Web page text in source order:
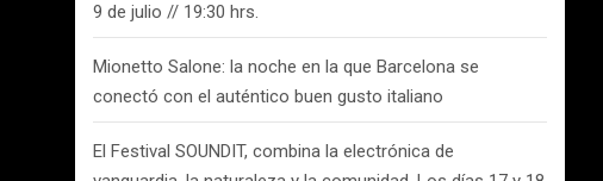
9 de julio // 19:30 hrs.
Mionetto Salone: la noche en la que Barcelona se
conectó con el auténtico buen gusto italiano
El Festival SOUNDIT, combina la electrónica de